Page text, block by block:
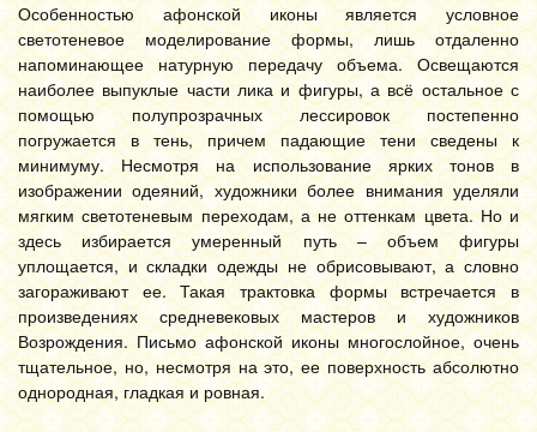
Особенностью афонской иконы является условное
светотеневое моделирование формы, лишь отдаленно
напоминающее натурную передачу объема. Освещаются
наиболее выпуклые части лика и фигуры, а всё остальное с
помощью полупрозрачных лессировок постепенно
погружается в тень, причем падающие тени сведены к
минимуму. Несмотря на использование ярких тонов в
изображении одеяний, художники более внимания уделяли
мягким светотеневым переходам, а не оттенкам цвета. Но и
здесь избирается умеренный путь – объем фигуры
уплощается, и складки одежды не обрисовывают, а словно
загораживают ее. Такая трактовка формы встречается в
произведениях средневековых мастеров и художников
Возрождения. Письмо афонской иконы многослойное, очень
тщательное, но, несмотря на это, ее поверхность абсолютно
однородная, гладкая и ровная.